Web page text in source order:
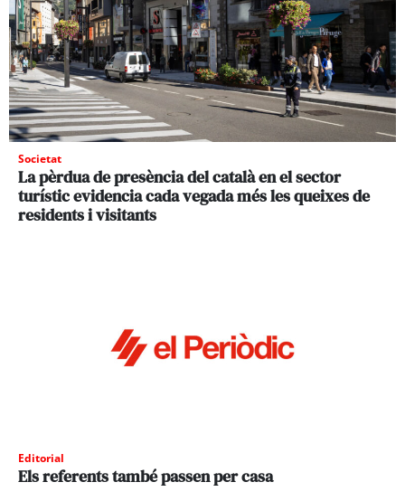
Societat
La pèrdua de presència del català en el sector
turístic evidencia cada vegada més les queixes de
residents i visitants
Editorial
Els referents també passen per casa